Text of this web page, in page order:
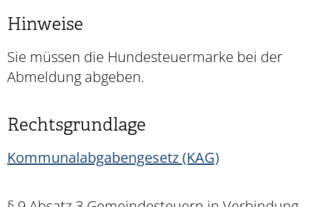
Hinweise
Sie müssen die Hundesteuermarke bei der
Abmeldung abgeben.
Rechtsgrundlage
Kommunalabgabengesetz (KAG)